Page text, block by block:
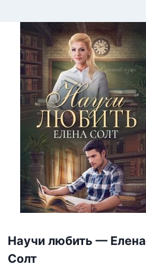
Научи любить — Елена
Солт